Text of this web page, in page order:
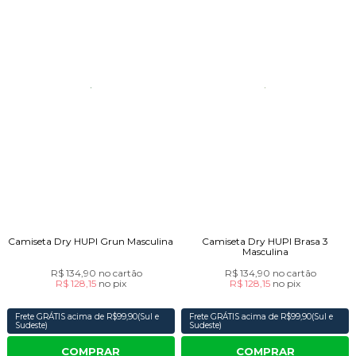
Camiseta Dry HUPI Grun Masculina
R$ 134,90 no cartão
R$ 128,15 no pix
Frete GRÁTIS acima de R$99,90(Sul e
Sudeste)
COMPRAR
Camiseta Dry HUPI Brasa 3
Masculina
R$ 134,90 no cartão
R$ 128,15 no pix
Frete GRÁTIS acima de R$99,90(Sul e
Sudeste)
COMPRAR